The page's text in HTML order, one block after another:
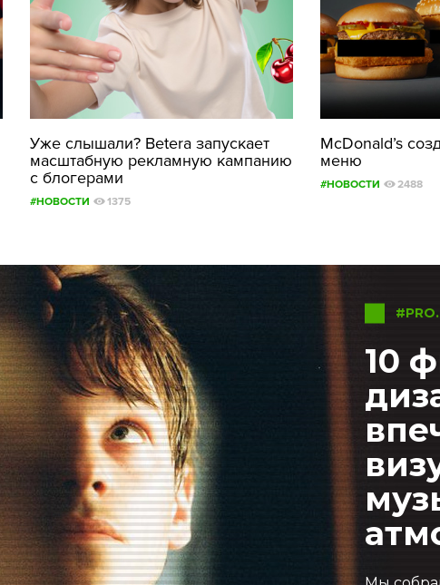
Уже слышали? Betera запускает
масштабную рекламную кампанию
с блогерами
#НОВОСТИ 1375
McDonald’s
меню
#НОВОСТИ 2488
10